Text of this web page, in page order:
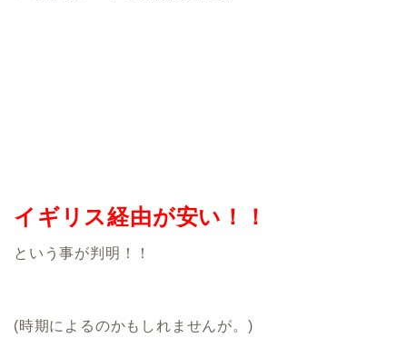
イギリス経由が安い！！
という事が判明！！
(時期によるのかもしれませんが。)